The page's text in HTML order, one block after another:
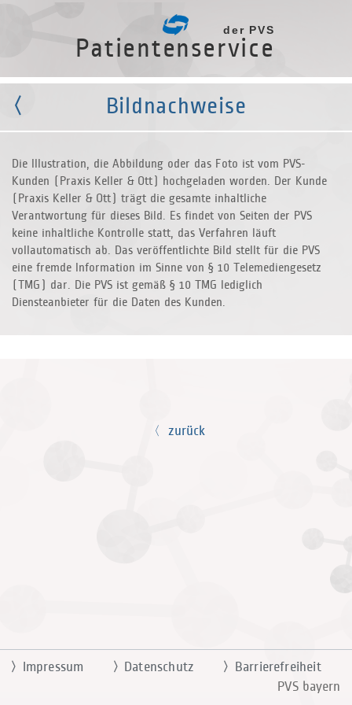
Patientenservice
der PVS
Bildnachweise
Die Illustration, die Abbildung oder das Foto ist vom PVS-
Kunden (Praxis Keller & Ott) hochgeladen worden. Der Kunde
(Praxis Keller & Ott) trägt die gesamte inhaltliche
Verantwortung für dieses Bild. Es findet von Seiten der PVS
keine inhaltliche Kontrolle statt, das Verfahren läuft
vollautomatisch ab. Das veröffentlichte Bild stellt für die PVS
eine fremde Information im Sinne von § 10 Telemediengesetz
(TMG) dar. Die PVS ist gemäß § 10 TMG lediglich
Diensteanbieter für die Daten des Kunden.
zurück
Impressum Datenschutz
Barrierefreiheit
PVS bayern